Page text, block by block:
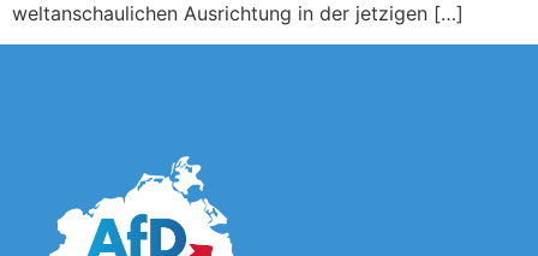
weltanschaulichen Ausrichtung in der jetzigen […]